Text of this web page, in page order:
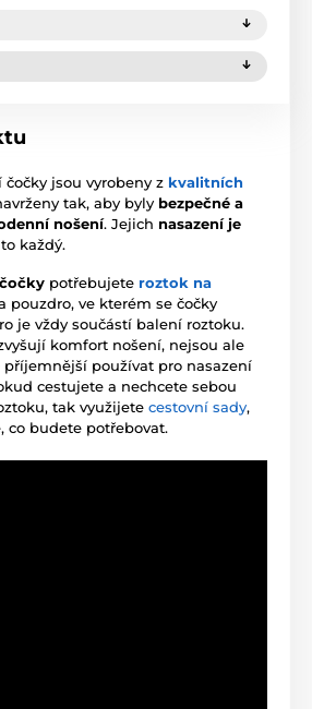
jsou vyrobeny z kvalitních
tak, aby byly bezpečné a
nošení. Jejich nasazení je
každý.
potřebujete roztok na
pouzdro, ve kterém se čočky
je vždy součástí balení roztoku.
komfort nošení, nejsou ale
používat pro nasazení
cestujete a nechcete sebou
tak využijete cestovní sady,
co budete potřebovat.